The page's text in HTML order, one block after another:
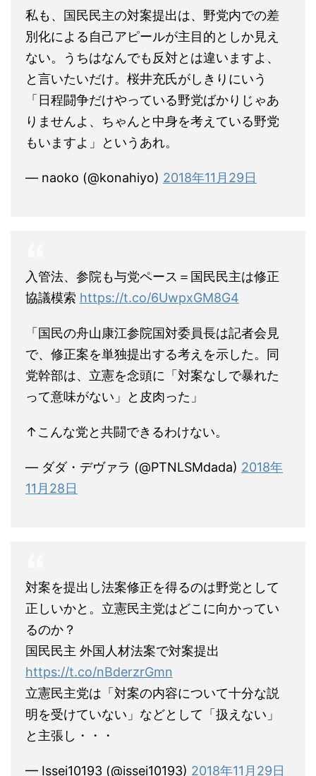
私も、国民民主の対案提出は、野党内での差
別化による自己アピールが主目的としか見え
ない。うちはなんでも反対とは違いますよ、
と言いたいだけ。桜井充氏がしきりにいう
「日程闘争だけやっている野党ばかりじゃあ
りませんよ、ちゃんと中身を考えている野党
もいますよ」というあれ。
— naoko (@konahiyo) 2018年11月29日
入管法、参院も与党ペース＝国民民主は修正
協議模索 https://t.co/6UwpxGM8G4
「国民の舟山康江参院国対委員長は記者会見
で、修正案を単独提出する考えを示した。同
党幹部は、立憲を念頭に「対案なしで暴れた
って意味がない」と皮肉った」
↑こんな党と共闘できるわけない。
— ダダ・デヴァラ (@PTNLSMdada) 2018年
11月28日
対案を提出し法案修正を得るのは野党として
正しいかと。立憲民主党はどこに向かってい
るのか？
国民民主 外国人材法案で対案提出
https://t.co/nBderzrGmn
立憲民主党は「対案の内容について十分な説
明を受けていない」などとして「扱えない」
と主張し・・・
— Issei10193 (@issei10193) 2018年11月29日